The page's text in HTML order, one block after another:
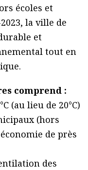
écoles et
la ville de
et
tout en
comprend :
(au lieu de 20°C)
(hors
de près
des